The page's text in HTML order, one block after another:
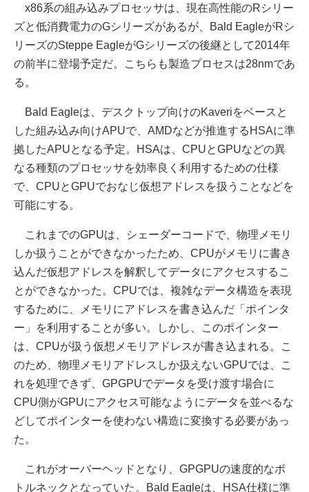
x86系の組み込みプロセッサは、現在高性能のRシリー
ズと低消費電力のGシリーズがあるが、Bald EagleがRシ
リーズのSteppe EagleがGシリーズの後継として2014年
の前半に登場予定だ。こちらも製造プロセスは28nmであ
る。
Bald Eagleは、デスクトップ向けのKaveriをベースと
した組み込み向けAPUで、AMDなどが推進するHSAに準
拠したAPUとなる予定。HSAは、CPUとGPUなどの異
なる種類のプロセッサを効率良く利用するための仕様
で、CPUとGPUでおなじ仮想アドレスを扱うことなどを
可能にする。
これまでのGPUは、シェーダーコードで、物理メモリ
しか扱うことができなかったため、CPUがメモリに書き
込んだ仮想アドレスを解釈してデータにアクセスするこ
とができなかった。CPUでは、複雑なデータ構造を表現
するために、メモリにアドレスを書き込んだ「ポインタ
ー」を利用することが多い。しかし、このポインター
は、CPUが扱う仮想メモリアドレスが書き込まれる。こ
のため、物理メモリアドレスしか扱えないGPUでは、こ
れを処理できず、GPGPUでデータを受け渡す場合に
CPU側がGPUにアクセス可能なようにデータを並べるな
どしてポインターを使わない構造に変換する必要があっ
た。
これがオーバーヘッドとなり、GPGPUの速度的なボ
トルネックとなっていた。Bald Eagleは、HSA仕様に準